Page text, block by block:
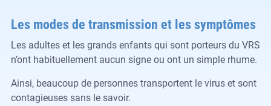
Les modes de transmission et les symptômes
Les adultes et les grands enfants qui sont porteurs du VRS
n’ont habituellement aucun signe ou ont un simple rhume.
Ainsi, beaucoup de personnes transportent le virus et sont
contagieuses sans le savoir.